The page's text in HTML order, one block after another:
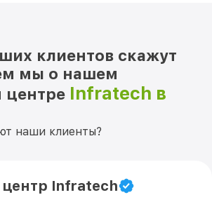
клиентов скажут
мы о нашем
центре Infratech в
наши клиенты?
Infratech